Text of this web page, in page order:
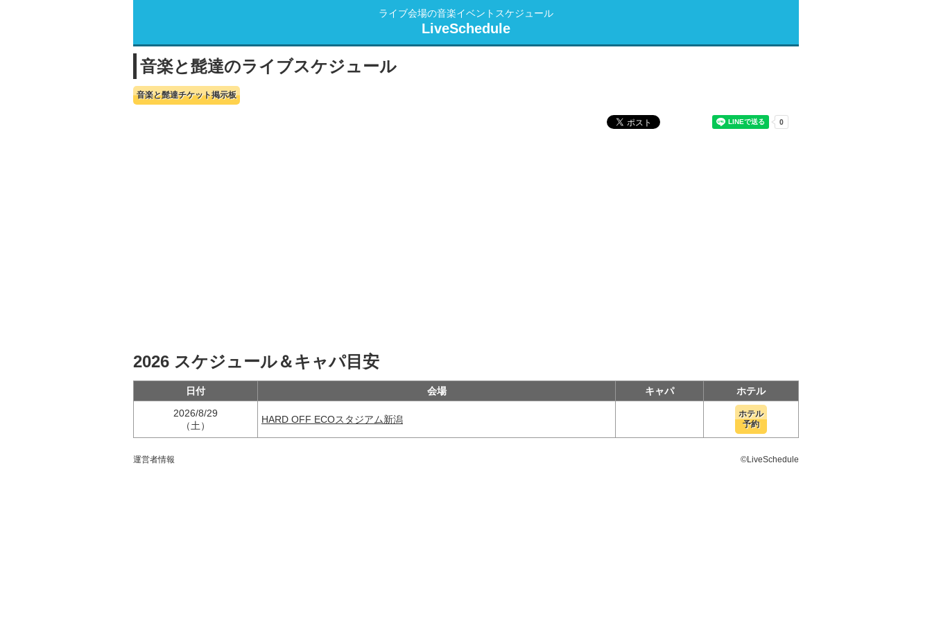
ライブ会場の音楽イベントスケジュール
LiveSchedule
音楽と髭達のライブスケジュール
音楽と髭達チケット掲示板
2026 スケジュール＆キャパ目安
日付 会場 キャパ
ホテル
2026/8/29
（土）
HARD OFF ECOスタジアム新潟
ホテル
予約
©LiveSchedule
運営者情報